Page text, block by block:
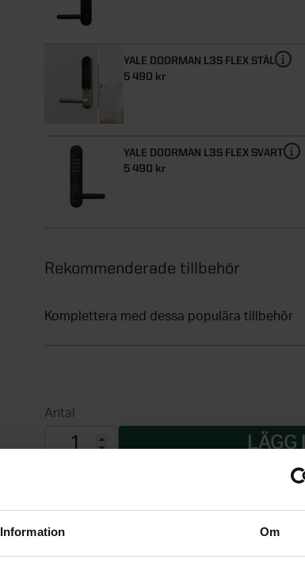
Information Om
Rekommenderade tillbehör
Komplettera med dessa populära tillbehör
YALE DOORMAN L3S FLEX STÅL
5 490 kr
YALE DOORMAN L3S FLEX SVART
5 490 kr